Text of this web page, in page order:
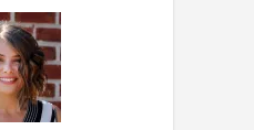
et avancer vers ce
dans cette...